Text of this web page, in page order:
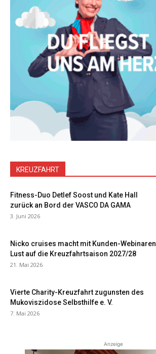
KREUZFAHRT
Fitness-Duo Detlef Soost und Kate Hall
zurück an Bord der VASCO DA GAMA
3. Juni 2026
Nicko cruises macht mit Kunden-Webinaren
Lust auf die Kreuzfahrtsaison 2027/28
21. Mai 2026
Vierte Charity-Kreuzfahrt zugunsten des
Mukoviszidose Selbsthilfe e. V.
7. Mai 2026
Anzeige